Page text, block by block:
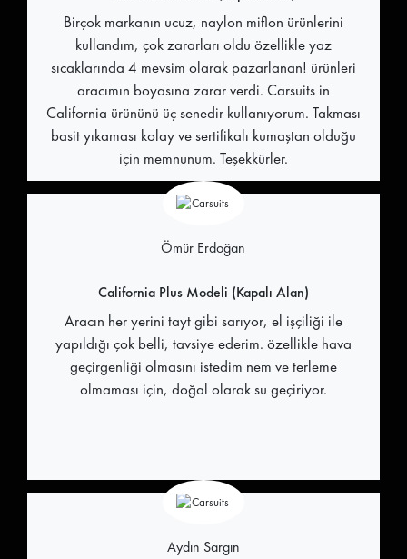
Birçok markanın ucuz, naylon miflon ürünlerini
kullandım, çok zararları oldu özellikle yaz
sıcaklarında 4 mevsim olarak pazarlanan! ürünleri
aracımın boyasına zarar verdi. Carsuits in
California ürününü üç senedir kullanıyorum. Takması
basit yıkaması kolay ve sertifikalı kumaştan olduğu
için memnunum. Teşekkürler.
Ömür Erdoğan
California Plus Modeli (Kapalı Alan)
Aracın her yerini tayt gibi sarıyor, el işçiliği ile
yapıldığı çok belli, tavsiye ederim. özellikle hava
geçirgenliği olmasını istedim nem ve terleme
olmaması için, doğal olarak su geçiriyor.
Aydın Sargın